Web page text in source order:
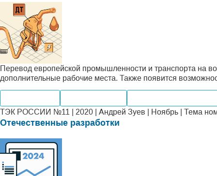
Перевод европейской промышленности и транспорта на
дополнительные рабочие места. Также появится
ТЭК РОССИИ №11 | 2020 | Андрей Зуев | Ноябрь | Тема
Отечественные разработки